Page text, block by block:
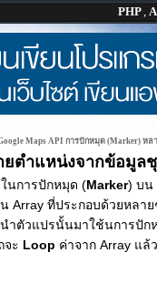
PHP,
Maps API การปักหมุด (Marker) ห
ยตำแหน่งจากข้อมูล
ในการปักหมุด (Marker) บน
Array ที่ประกอบด้วยหลาย
ำตัวแปรนั้นมาใช้นการปัก
จะ Loop ค่าจาก Array แล้